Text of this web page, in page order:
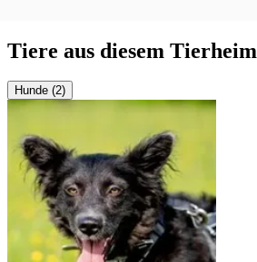
Tiere aus diesem Tierheim
Hunde (2)